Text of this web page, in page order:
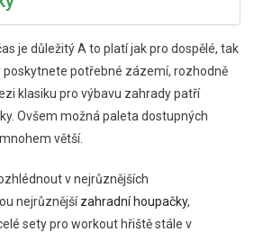
je důležitý A to platí jak pro dospělé, tak
poskytnete potřebné zázemí, rozhodně
klasiku pro výbavu zahrady patří
Ovšem možná paleta dostupných
větší.
v nejrůznějších
nejrůznějšízahradní houpačky,
sety pro workout hřiště stále v